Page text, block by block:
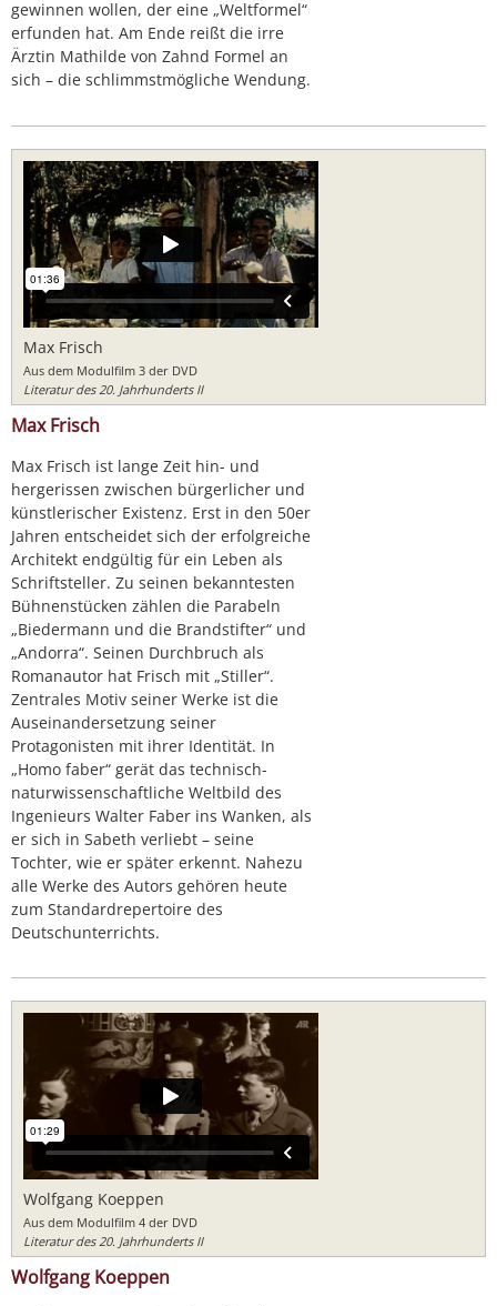
gewinnen wollen, der eine „Weltformel“
erfunden hat. Am Ende reißt die irre
Ärztin Mathilde von Zahnd Formel an
sich – die schlimmstmögliche Wendung.
Max Frisch
Aus dem Modulfilm 3 der DVD
Literatur des 20. Jahrhunderts II
Max Frisch
Max Frisch ist lange Zeit hin- und
hergerissen zwischen bürgerlicher und
künstlerischer Existenz. Erst in den 50er
Jahren entscheidet sich der erfolgreiche
Architekt endgültig für ein Leben als
Schriftsteller. Zu seinen bekanntesten
Bühnenstücken zählen die Parabeln
„Biedermann und die Brandstifter“ und
„Andorra“. Seinen Durchbruch als
Romanautor hat Frisch mit „Stiller“.
Zentrales Motiv seiner Werke ist die
Auseinandersetzung seiner
Protagonisten mit ihrer Identität. In
„Homo faber“ gerät das technisch-
naturwissenschaftliche Weltbild des
Ingenieurs Walter Faber ins Wanken, als
er sich in Sabeth verliebt – seine
Tochter, wie er später erkennt. Nahezu
alle Werke des Autors gehören heute
zum Standardrepertoire des
Deutschunterrichts.
Wolfgang Koeppen
Aus dem Modulfilm 4 der DVD
Literatur des 20. Jahrhunderts II
Wolfgang Koeppen